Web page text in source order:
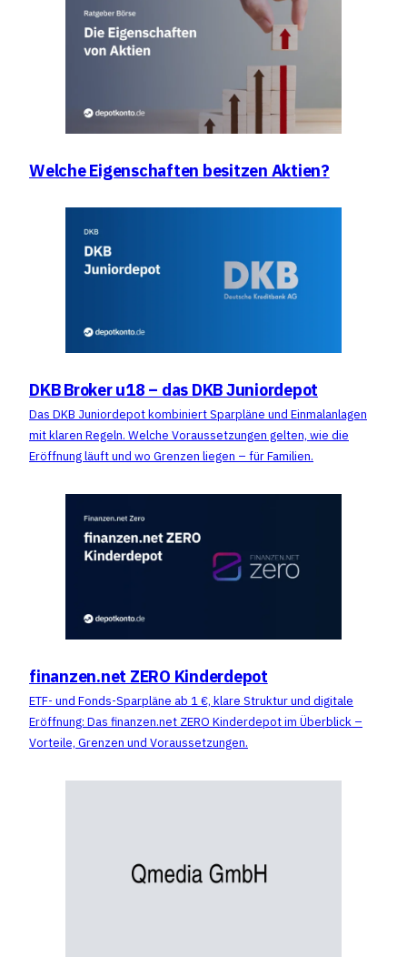
Welche Eigenschaften besitzen Aktien?
DKB Broker u18 – das DKB Juniordepot
Das DKB Juniordepot kombiniert Sparpläne und Einmalanlagen
mit klaren Regeln. Welche Voraussetzungen gelten, wie die
Eröffnung läuft und wo Grenzen liegen – für Familien.
finanzen.net ZERO Kinderdepot
ETF- und Fonds-Sparpläne ab 1 €, klare Struktur und digitale
Eröffnung: Das finanzen.net ZERO Kinderdepot im Überblick –
Vorteile, Grenzen und Voraussetzungen.